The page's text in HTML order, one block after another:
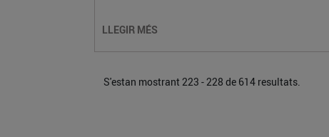
LLEGIR MÉS
S'estan mostrant 223 - 228 de 614 resultats.